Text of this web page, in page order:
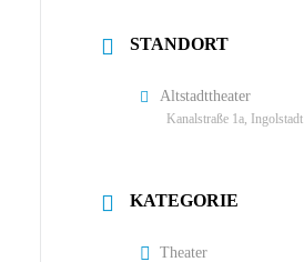
STANDORT
Altstadttheater
Kanalstraße 1a, Ingolstadt
KATEGORIE
Theater